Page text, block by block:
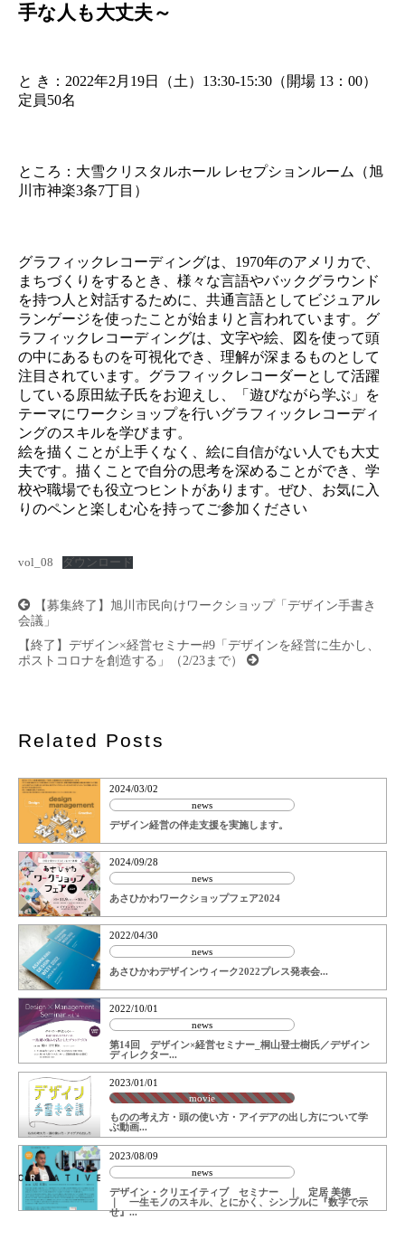
手な人も大丈夫～
と き：2022年2月19日（土）13:30-15:30（開場 13：00）
定員50名
ところ：大雪クリスタルホール レセプションルーム（旭
川市神楽3条7丁目）
グラフィックレコーディングは、1970年のアメリカで、
まちづくりをするとき、様々な言語やバックグラウンド
を持つ人と対話するために、共通言語としてビジュアル
ランゲージを使ったことが始まりと言われています。グ
ラフィックレコーディングは、文字や絵、図を使って頭
の中にあるものを可視化でき、理解が深まるものとして
注目されています。グラフィックレコーダーとして活躍
している原田紘子氏をお迎えし、「遊びながら学ぶ」を
テーマにワークショップを行いグラフィックレコーディ
ングのスキルを学びます。
絵を描くことが上手くなく、絵に自信がない人でも大丈
夫です。描くことで自分の思考を深めることができ、学
校や職場でも役立つヒントがあります。ぜひ、お気に入
りのペンと楽しむ心を持ってご参加ください
vol_08 ダウンロード
投
稿
ナ
ビ
ゲ
ー
【募集終了】旭川市民向けワークショップ「デザイン手書き
会議」
【終了】デザイン×経営セミナー#9「デザインを経営に生かし、
ポストコロナを創造する」（2/23まで）
Related Posts
2024/03/02
news
デザイン経営の伴走支援を実施します。
2024/09/28
news
あさひかわワークショップフェア2024
2022/04/30
news
あさひかわデザインウィーク2022プレス発表会...
2022/10/01
news
第14回 デザイン×経営セミナー_桐山登士樹氏／デザイン
ディレクター...
2023/01/01
movie
ものの考え方・頭の使い方・アイデアの出し方について学
ぶ動画...
2023/08/09
news
デザイン・クリエイティブ セミナー ｜ 定居 美徳
｜ 一生モノのスキル、とにかく、シンプルに『数字で示
せ』...